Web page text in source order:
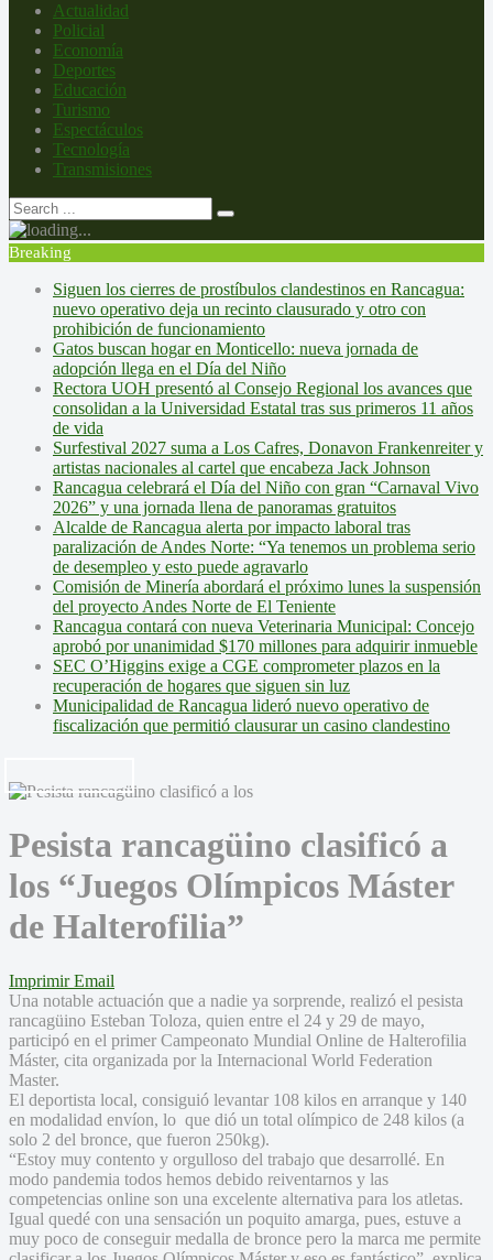
Actualidad
Policial
Economía
Deportes
Educación
Turismo
Espectáculos
Tecnología
Transmisiones
Breaking
Siguen los cierres de prostíbulos clandestinos en Rancagua:
nuevo operativo deja un recinto clausurado y otro con
prohibición de funcionamiento
Gatos buscan hogar en Monticello: nueva jornada de
adopción llega en el Día del Niño
Rectora UOH presentó al Consejo Regional los avances que
consolidan a la Universidad Estatal tras sus primeros 11 años
de vida
Surfestival 2027 suma a Los Cafres, Donavon Frankenreiter y
artistas nacionales al cartel que encabeza Jack Johnson
Rancagua celebrará el Día del Niño con gran “Carnaval Vivo
2026” y una jornada llena de panoramas gratuitos
Alcalde de Rancagua alerta por impacto laboral tras
paralización de Andes Norte: “Ya tenemos un problema serio
de desempleo y esto puede agravarlo
Comisión de Minería abordará el próximo lunes la suspensión
del proyecto Andes Norte de El Teniente
Rancagua contará con nueva Veterinaria Municipal: Concejo
aprobó por unanimidad $170 millones para adquirir inmueble
SEC O’Higgins exige a CGE comprometer plazos en la
recuperación de hogares que siguen sin luz
Municipalidad de Rancagua lideró nuevo operativo de
fiscalización que permitió clausurar un casino clandestino
Pesista rancagüino clasificó a
los “Juegos Olímpicos Máster
de Halterofilia”
Imprimir Email
Una notable actuación que a nadie ya sorprende, realizó el pesista
rancagüino Esteban Toloza, quien entre el 24 y 29 de mayo,
participó en el primer Campeonato Mundial Online de Halterofilia
Máster, cita organizada por la Internacional World Federation
Master.
El deportista local, consiguió levantar 108 kilos en arranque y 140
en modalidad envíon, lo que dió un total olímpico de 248 kilos (a
solo 2 del bronce, que fueron 250kg).
“Estoy muy contento y orgulloso del trabajo que desarrollé. En
modo pandemia todos hemos debido reiventarnos y las
competencias online son una excelente alternativa para los atletas.
Igual quedé con una sensación un poquito amarga, pues, estuve a
muy poco de conseguir medalla de bronce pero la marca me permite